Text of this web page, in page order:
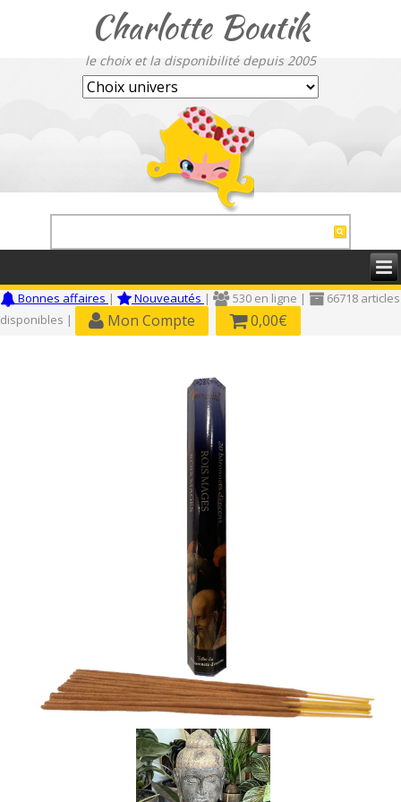
Charlotte Boutik
le choix et la disponibilité depuis 2005
Bonnes affaires | Nouveautés | 530 en ligne |
66718 articles
disponibles |
Mon Compte 0,00€